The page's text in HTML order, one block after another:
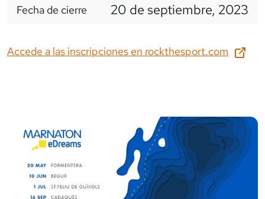
Fecha de cierre 20 de septiembre, 2023
Accede a las inscripciones en rockthesport.com